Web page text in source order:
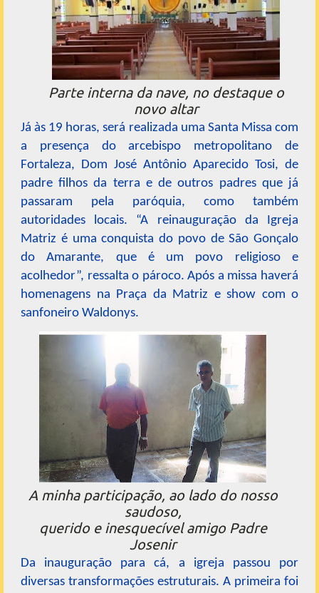
Parte interna da nave, no destaque o
novo altar
Já às 19 horas, será realizada uma Santa Missa com
a presença do arcebispo metropolitano de
Fortaleza, Dom José Antônio Aparecido Tosi, de
padre filhos da terra e de outros padres que já
passaram pela paróquia, como também
autoridades locais. “A reinauguração da Igreja
Matriz é uma conquista do povo de São Gonçalo
do Amarante, que é um povo religioso e
acolhedor”, ressalta o pároco. Após a missa haverá
homenagens na Praça da Matriz e show com o
sanfoneiro Waldonys.
A minha participação, ao lado do nosso
saudoso,
querido e inesquecível amigo Padre
Josenir
Da inauguração para cá, a igreja passou por
diversas transformações estruturais. A primeira foi